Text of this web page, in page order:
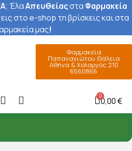
; ΈλαΑπευθείαςστα Φαρμακεία
στο e-shop τη βρίσκεις και στα
μας!
Φαρμακεία
Παπαναγιώτου Θάλεια
Αθήνα & Χολαργός 210
6560866
0,00 €